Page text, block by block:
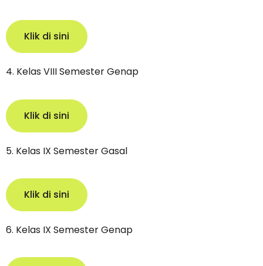
Klik di sini
4. Kelas VIII Semester Genap
Klik di sini
5. Kelas IX Semester Gasal
Klik di sini
6. Kelas IX Semester Genap